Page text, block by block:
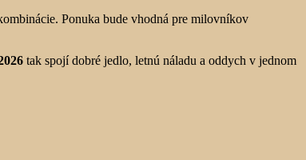
Ponuka bude vhodná pre milovníkov
tak spojí dobré jedlo, letnú náladu a oddych v jednom